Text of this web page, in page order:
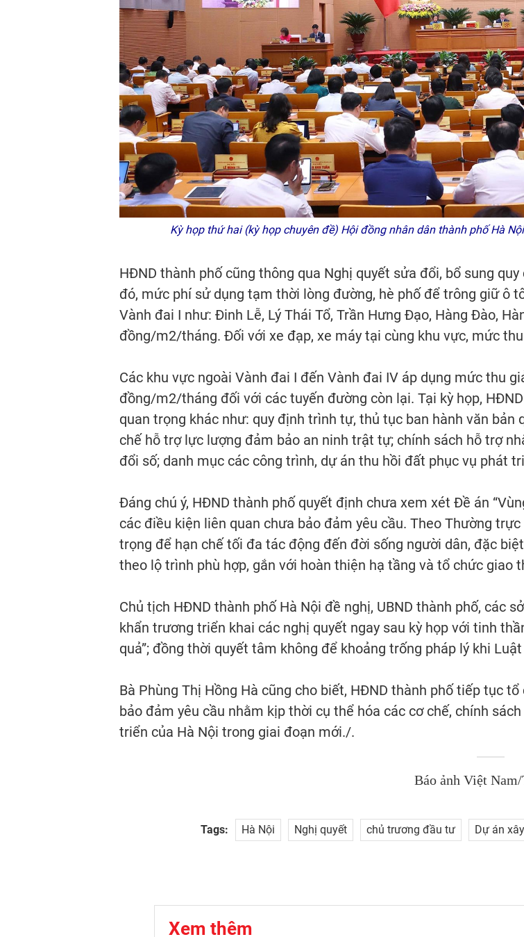
Kỳ họp thứ hai (kỳ họp chuyên đề) Hội đồng nhân dân thành phố Hà
HĐND thành phố cũng thông qua Nghị quyết sửa đổi, bổ sung
đó, mức phí sử dụng tạm thời lòng đường, hè phố để trông giữ ô
Vành đai I như: Đinh Lễ, Lý Thái Tổ, Trần Hưng Đạo, Hàng Đào,
đồng/m2/tháng. Đối với xe đạp, xe máy tại cùng khu vực, mức
Các khu vực ngoài Vành đai I đến Vành đai IV áp dụng mức thu
đồng/m2/tháng đối với các tuyến đường còn lại. Tại kỳ họp,
quan trọng khác như: quy định trình tự, thủ tục ban hành văn
chế hỗ trợ lực lượng đảm bảo an ninh trật tự; chính sách hỗ trợ
đổi số; danh mục các công trình, dự án thu hồi đất phục vụ phát
Đáng chú ý, HĐND thành phố quyết định chưa xem xét Đề án
các điều kiện liên quan chưa bảo đảm yêu cầu. Theo Thường
trọng để hạn chế tối đa tác động đến đời sống người dân, đặc
theo lộ trình phù hợp, gắn với hoàn thiện hạ tầng và tổ chức giao
Chủ tịch HĐND thành phố Hà Nội đề nghị, UBND thành phố, các
khẩn trương triển khai các nghị quyết ngay sau kỳ họp với tinh
quả”; đồng thời quyết tâm không để khoảng trống pháp lý khi
Bà Phùng Thị Hồng Hà cũng cho biết, HĐND thành phố tiếp tục
bảo đảm yêu cầu nhằm kịp thời cụ thể hóa các cơ chế, chính
triển của Hà Nội trong giai đoạn mới./.
Báo ảnh Việt
Tags: Hà Nội Nghị quyết chủ trương đầu tư Dự án
Xem thêm